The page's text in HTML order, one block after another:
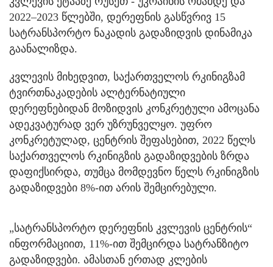
2022–2023 წლებში, დერეფნის გასწვრივ 15
სატრანსპორტო ნაკადის გადაზიდვის დინამიკა
გაანალიზდა.
კვლევის მიხედვით, საქართველოს რკინიგზამ
ტვირთნაკადების ალტერნატიული
დერეფნებიდან მოზიდვის კონკრეტული ამოცანა
ადეკვატურად ვერ უზრუნველყო. უფრო
კონკრეტულად, ცენტრის შეფასებით, 2022 წელს
საქართველოს რკინიგზის გადაზიდვების ზრდა
დაფიქსირდა, თუმცა მომდევნო წელს რკინიგზის
გადაზიდვები 8%-ით არის შემცირებული.
„სატრანსპორტო დერეფნის კვლევის ცენტრის“
ინფორმაციით, 11%-ით შემცირდა სატრანზიტო
გადაზიდვები. ამასთან ერთად კლების